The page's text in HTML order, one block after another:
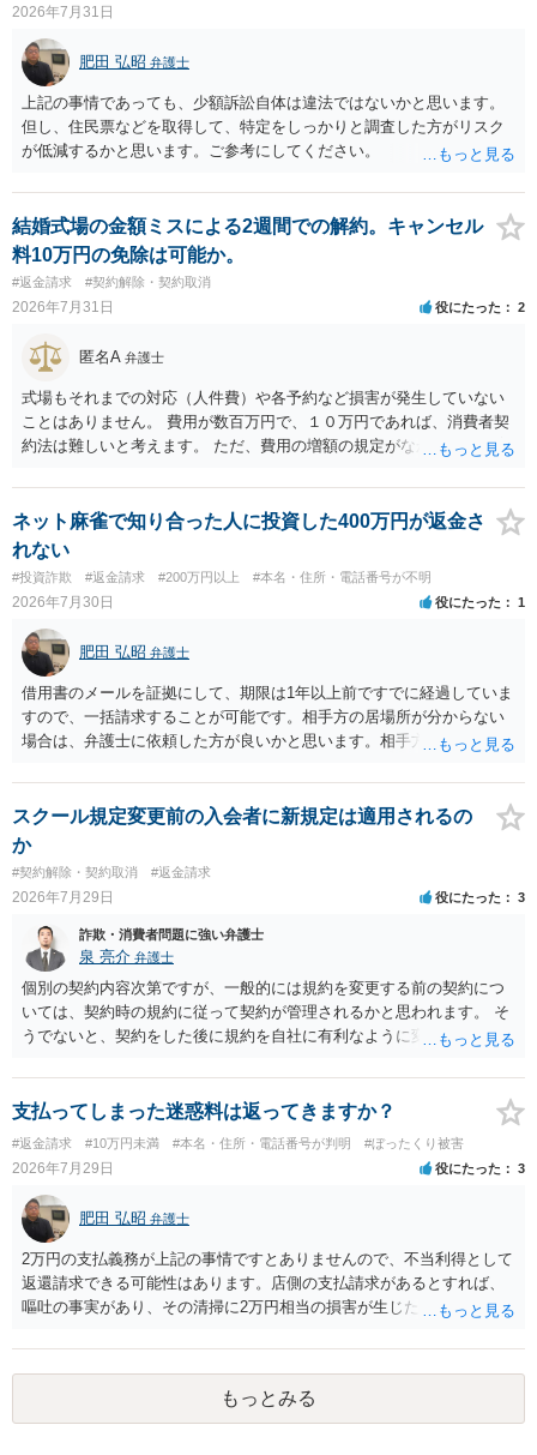
2026年7月31日
肥田 弘昭 弁護士
上記の事情であっても、少額訴訟自体は違法ではないかと思います。
但し、住民票などを取得して、特定をしっかりと調査した方がリスク
が低減するかと思います。ご参考にしてください。
結婚式場の金額ミスによる2週間での解約。キャンセル
料10万円の免除は可能か。
#返金請求 #契約解除・契約取消
2026年7月31日 役にたった 2
匿名A 弁護士
式場もそれまでの対応（人件費）や各予約など損害が発生していない
ことはありません。 費用が数百万円で、１０万円であれば、消費者契
約法は難しいと考えます。 ただ、費用の増額の規定がなかったのに増
ということになり、解約するのは理由がないことになります。
ネット麻雀で知り合った人に投資した400万円が返金さ
れない
#投資詐欺 #返金請求 #200万円以上 #本名・住所・電話番号が不明
2026年7月30日 役にたった 1
肥田 弘昭 弁護士
借用書のメールを証拠にして、期限は1年以上前ですでに経過していま
すので、一括請求することが可能です。相手方の居場所が分からない
場合は、弁護士に依頼した方が良いかと思います。相手方の居場所が
さい。
スクール規定変更前の入会者に新規定は適用されるの
か
#契約解除・契約取消 #返金請求
2026年7月29日 役にたった 3
詐欺・消費者問題に強い弁護士
泉 亮介 弁護士
個別の契約内容次第ですが、一般的には規約を変更する前の契約につ
いては、契約時の規約に従って契約が管理されるかと思われます。 そ
うでないと、契約をした後に規約を自社に有利なように変更し、それ
る場合があるかと思われます。
支払ってしまった迷惑料は返ってきますか？
#返金請求 #10万円未満 #本名・住所・電話番号が判明 #ぼったくり被害
2026年7月29日 役にたった 3
肥田 弘昭 弁護士
2万円の支払義務が上記の事情ですとありませんので、不当利得として
返還請求できる可能性はあります。店側の支払請求があるとすれば、
嘔吐の事実があり、その清掃に2万円相当の損害が生じた場合です。ご
もっとみる